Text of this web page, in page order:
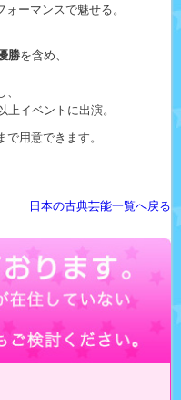
ォーマンスで魅せる。
勝を含め、
上イベントに出演。
用意できます。
日本の古典芸能一覧へ戻る